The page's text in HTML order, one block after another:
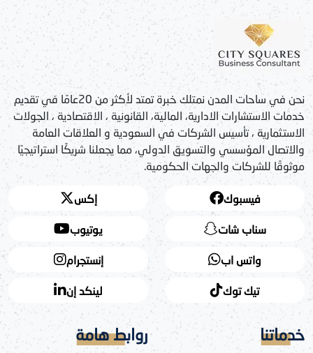
نحن في ساحات المدن نمتلك خبرة تمتد لأكثر من 20عامًا في تقديم
خدمات الاستشارات الادارية، المالية، القانونية ، الاقتصادية ، الجولات
الاستثمارية ، تأسيس الشركات في السعودية و العلاقات العامة
والاتصال المؤسسي والتسويق الدولي، مما يجعلنا شريكًا استراتيجيًا
موثوقًا للشركات والجهات الحكومية.
فيسبوك
سناب شات
واتس اب
إكس
يوتيوب
إنستجرام
تيك توك لينكد إن
خدماتنا روابط هامة